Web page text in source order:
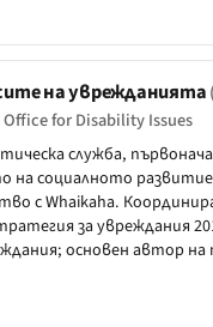
на уврежданията
for Disability Issues
служба,
на социалното
с Whaikaha.
за увреждания
основен автор